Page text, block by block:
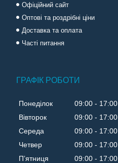
Офіційний сайт
Оптові та роздрібні ціни
Доставка та оплата
Часті питання
ГРАФІК РОБОТИ
Понеділок 09:00
17:00
Вівторок
09:00
17:00
Середа
09:00
17:00
Четвер
09:00
17:00
Пʼятниця
09:00 17:00